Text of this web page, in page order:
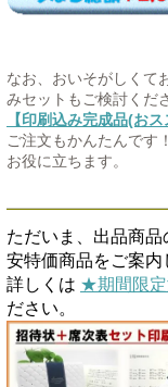
なお、おいそがしくて
みセットもご検討くだ
【印刷込み完成品(おス
ご注文もかんたんです
お役に立ちます。
ただいま、出品商
安特価商品をご案内
詳しくは ★期間限定
ださい。